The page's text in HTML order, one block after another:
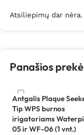
Atsiliepimų dar nėra.
Panašios
Antgalis Plaque
Tip WPS burnos
irigatoriams
05 ir WF-06 (1 vnt.)